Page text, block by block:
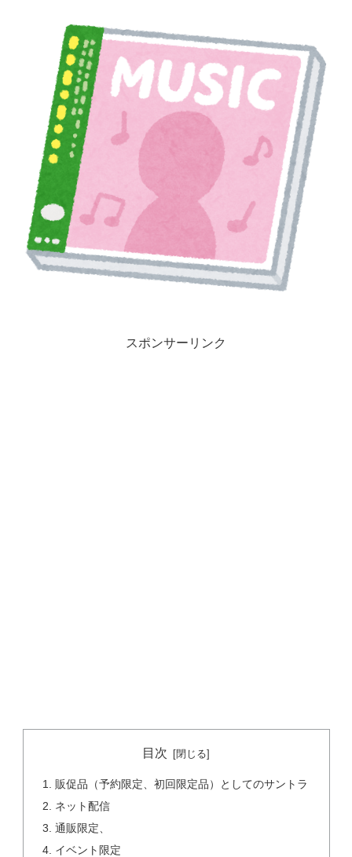
スポンサーリンク
目次
販促品（予約限定、初回限定品）としてのサントラ
ネット配信
通販限定、
イベント限定